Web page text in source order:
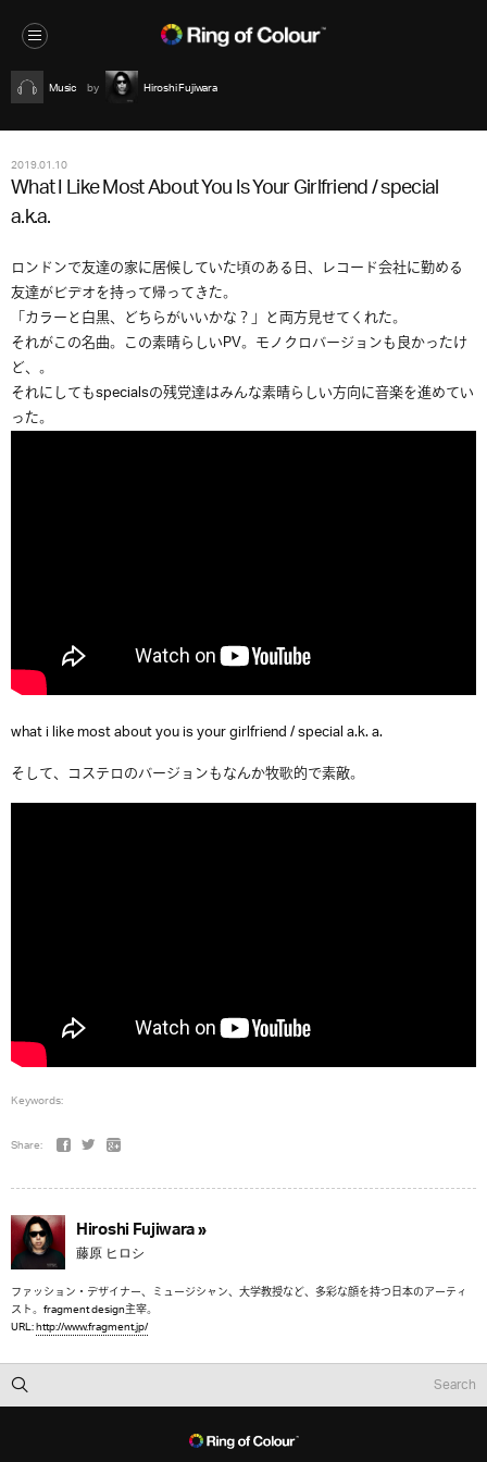
Music Hiroshi Fujiwara
2019.01.10
What I Like Most About You Is Your Girlfriend / special
a.k.a.
ロンドンで友達の家に居候していた頃のある日、レコード会社に勤める
友達がビデオを持って帰ってきた。
「カラーと白黒、どちらがいいかな？」と両方見せてくれた。
それがこの名曲。この素晴らしいPV。モノクロバージョンも良かったけ
ど、。
それにしてもspecialsの残党達はみんな素晴らしい方向に音楽を進めてい
った。
what i like most about you is your girlfriend / special a.k. a.
そして、コステロのバージョンもなんか牧歌的で素敵。
Keywords:
Share:
Hiroshi Fujiwara »
藤原 ヒロシ
ファッション・デザイナー、ミュージシャン、大学教授など、多彩な顔を持つ日本のアーティ
スト。fragment design主宰。
URL:http://www.fragment.jp/